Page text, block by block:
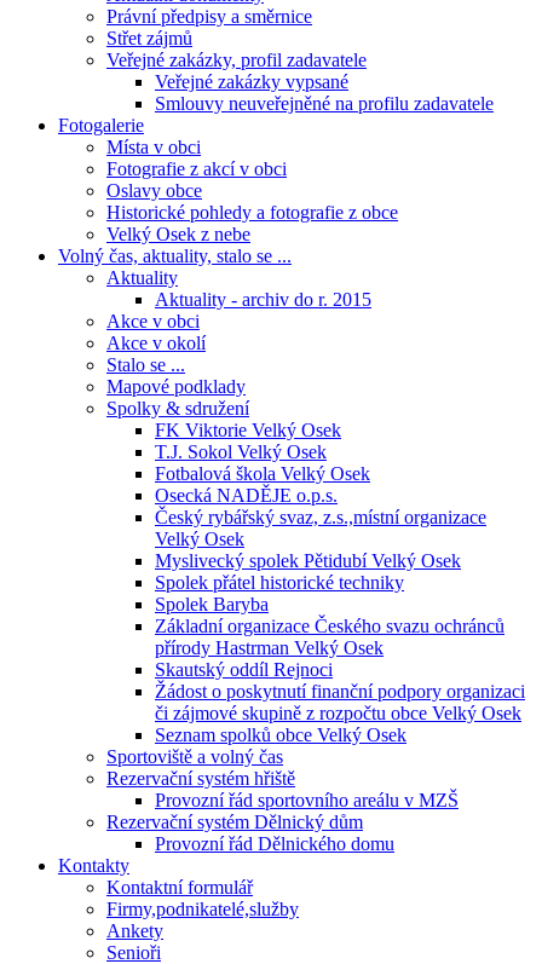
Právní předpisy a směrnice
Střet zájmů
Veřejné zakázky, profil zadavatele
Veřejné zakázky vypsané
Smlouvy neuveřejněné na profilu zadavatele
Fotogalerie
Místa v obci
Fotografie z akcí v obci
Oslavy obce
Historické pohledy a fotografie z obce
Velký Osek z nebe
Volný čas, aktuality, stalo se ...
Aktuality
Aktuality - archiv do r. 2015
Akce v obci
Akce v okolí
Stalo se ...
Mapové podklady
Spolky & sdružení
FK Viktorie Velký Osek
T.J. Sokol Velký Osek
Fotbalová škola Velký Osek
Osecká NADĚJE o.p.s.
Český rybářský svaz, z.s.,místní organizace
Velký Osek
Myslivecký spolek Pětidubí Velký Osek
Spolek přátel historické techniky
Spolek Baryba
Základní organizace Českého svazu ochránců
přírody Hastrman Velký Osek
Skautský oddíl Rejnoci
Žádost o poskytnutí finanční podpory organizaci
či zájmové skupině z rozpočtu obce Velký Osek
Seznam spolků obce Velký Osek
Sportoviště a volný čas
Rezervační systém hřiště
Provozní řád sportovního areálu v MZŠ
Rezervační systém Dělnický dům
Provozní řád Dělnického domu
Kontakty
Kontaktní formulář
Firmy,podnikatelé,služby
Ankety
Senioři